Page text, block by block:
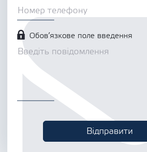
Обов’язкове поле введення